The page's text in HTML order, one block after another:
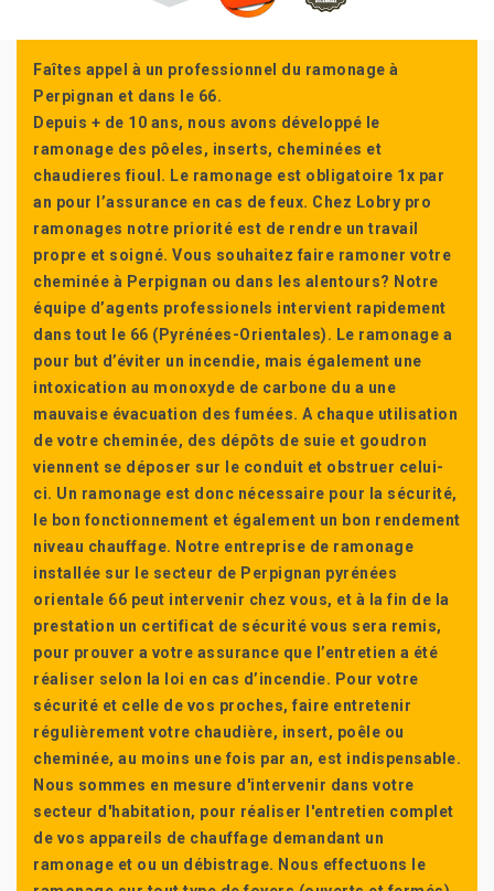
Faîtes appel à un professionnel du ramonage à
Perpignan et dans le 66.
Depuis + de 10 ans, nous avons développé le
ramonage des pôeles, inserts, cheminées et
chaudieres fioul. Le ramonage est obligatoire 1x par
an pour l’assurance en cas de feux. Chez Lobry pro
ramonages notre priorité est de rendre un travail
propre et soigné. Vous souhaitez faire ramoner votre
cheminée à Perpignan ou dans les alentours? Notre
équipe d’agents professionels intervient rapidement
dans tout le 66 (Pyrénées-Orientales). Le ramonage a
pour but d’éviter un incendie, mais également une
intoxication au monoxyde de carbone du a une
mauvaise évacuation des fumées. A chaque utilisation
de votre cheminée, des dépôts de suie et goudron
viennent se déposer sur le conduit et obstruer celui-
ci. Un ramonage est donc nécessaire pour la sécurité,
le bon fonctionnement et également un bon rendement
niveau chauffage. Notre entreprise de ramonage
installée sur le secteur de Perpignan pyrénées
orientale 66 peut intervenir chez vous, et à la fin de la
prestation un certificat de sécurité vous sera remis,
pour prouver a votre assurance que l’entretien a été
réaliser selon la loi en cas d’incendie. Pour votre
sécurité et celle de vos proches, faire entretenir
régulièrement votre chaudière, insert, poêle ou
cheminée, au moins une fois par an, est indispensable.
Nous sommes en mesure d'intervenir dans votre
secteur d'habitation, pour réaliser l'entretien complet
de vos appareils de chauffage demandant un
ramonage et ou un débistrage. Nous effectuons le